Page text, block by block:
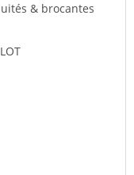
& brocantes